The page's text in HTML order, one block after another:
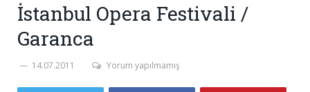
İstanbul Opera Festivali /
Garanca
14.07.2011 Yorum yapılmamış